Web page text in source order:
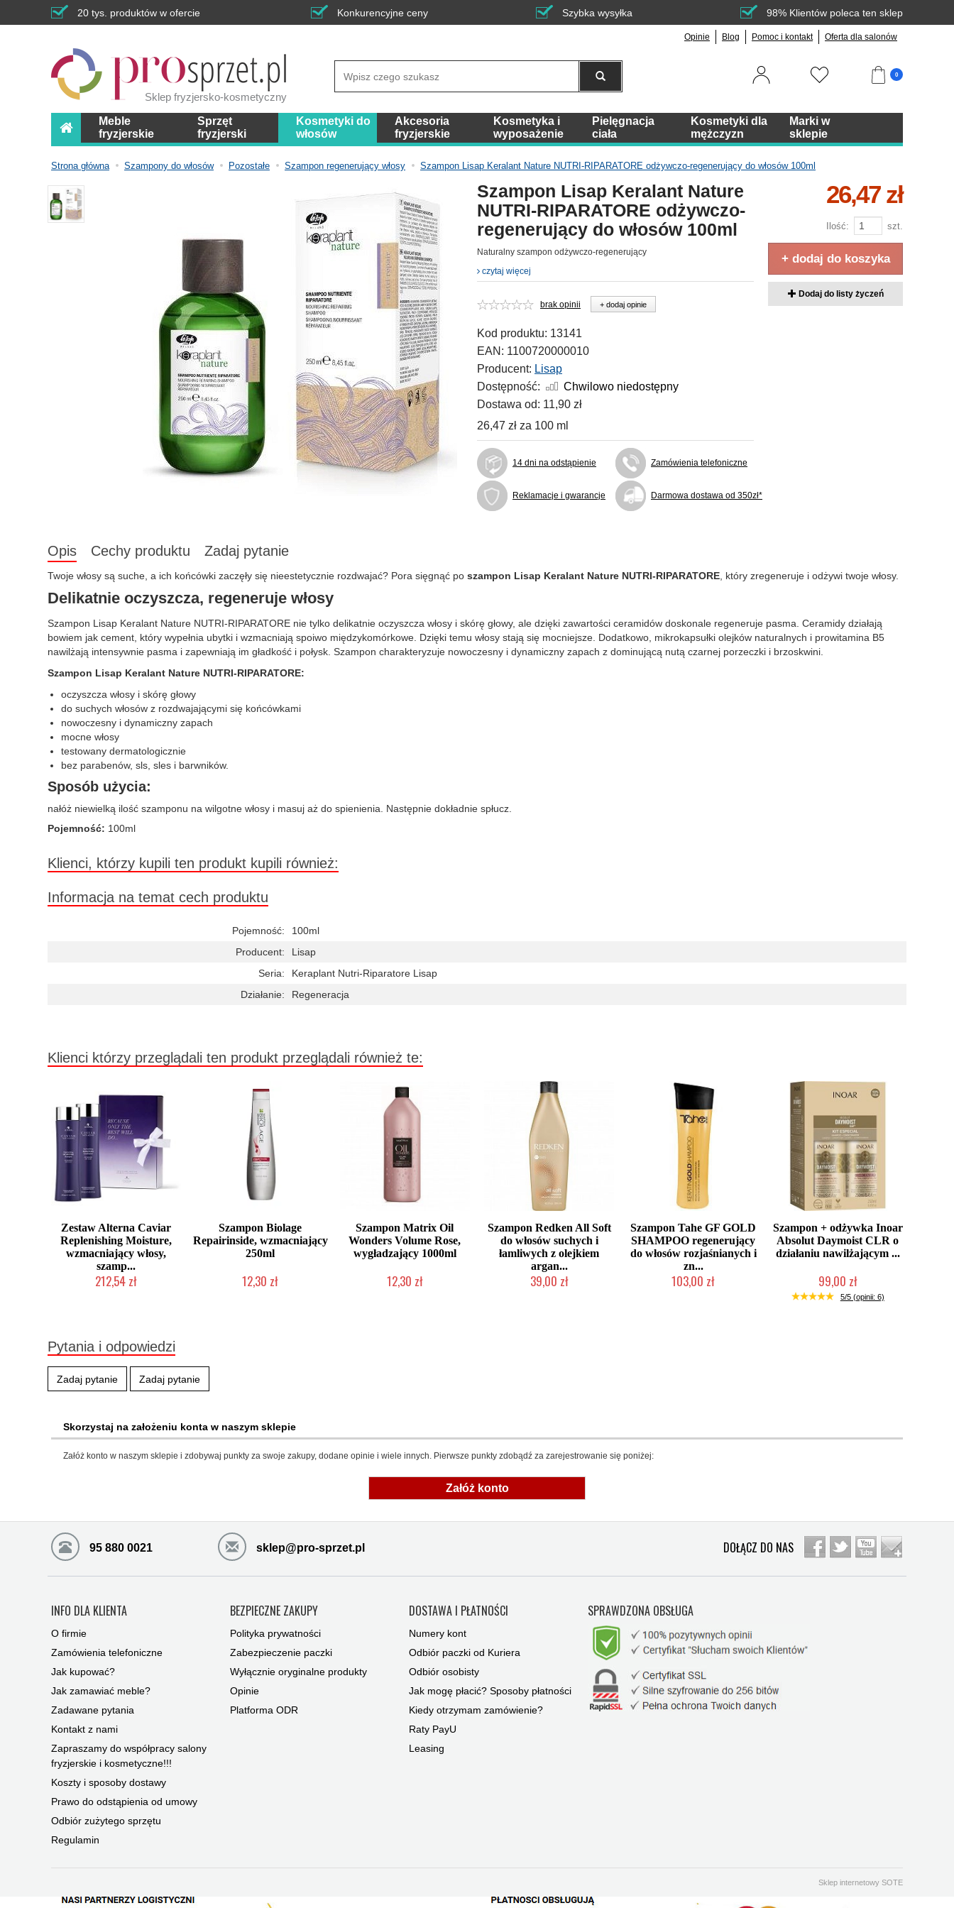
20 tys. produktów w ofercie Konkurencyjne ceny Szybka wysyłka 98% Klientów poleca ten sklep
Opinie Blog Pomoc i kontakt Oferta dla salonów
Sklep fryzjersko-kosmetyczny
0
Meble
fryzjerskie
Sprzęt
fryzjerski
Kosmetyki do
włosów
Akcesoria
fryzjerskie
Kosmetyka i
wyposażenie
Pielęgnacja
ciała
Kosmetyki dla
mężczyzn
Marki w
sklepie
Strona główna Szampony do włosów Pozostałe Szampon regenerujący włosy Szampon Lisap Keralant Nature NUTRI-RIPARATORE odżywczo-regenerujący do włosów 100ml
Szampon Lisap Keralant Nature
NUTRI-RIPARATORE odżywczo-
regenerujący do włosów 100ml
Naturalny szampon odżywczo-regenerujący
czytaj więcej
brak opinii + dodaj opinie
Kod produktu: 13141
EAN: 1100720000010
Producent: Lisap
Dostępność:
Chwilowo niedostępny
Dostawa od: 11,90 zł
26,47 zł za 100 ml
14 dni na odstąpienie Zamówienia telefoniczne
Reklamacje i gwarancje Darmowa dostawa od 350zł*
26,47 zł
Ilość: szt.
+ dodaj do koszyka
Dodaj do listy życzeń
Opis Cechy produktu Zadaj pytanie
Twoje włosy są suche, a ich końcówki zaczęły się nieestetycznie rozdwajać? Pora sięgnąć po szampon Lisap Keralant Nature NUTRI-RIPARATORE , który zregeneruje i odżywi twoje włosy.
Delikatnie oczyszcza, regeneruje włosy
Szampon Lisap Keralant Nature NUTRI-RIPARATORE nie tylko delikatnie oczyszcza włosy i skórę głowy, ale dzięki zawartości ceramidów doskonale regeneruje pasma. Ceramidy działają
bowiem jak cement, który wypełnia ubytki i wzmacniają spoiwo międzykomórkowe. Dzięki temu włosy stają się mocniejsze. Dodatkowo, mikrokapsułki olejków naturalnych i prowitamina B5
nawilżają intensywnie pasma i zapewniają im gładkość i połysk. Szampon charakteryzuje nowoczesny i dynamiczny zapach z dominującą nutą czarnej porzeczki i brzoskwini.
Szampon Lisap Keralant Nature NUTRI-RIPARATORE:
oczyszcza włosy i skórę głowy
do suchych włosów z rozdwajającymi się końcówkami
nowoczesny i dynamiczny zapach
mocne włosy
testowany dermatologicznie
bez parabenów, sls, sles i barwników.
Sposób użycia:
nałóż niewielką ilość szamponu na wilgotne włosy i masuj aż do spienienia. Następnie dokładnie spłucz.
Pojemność: 100ml
Klienci, którzy kupili ten produkt kupili również:
Informacja na temat cech produktu
Pojemność:
100ml
Producent:
Lisap
Seria:
Keraplant Nutri-Riparatore Lisap
Działanie:
Regeneracja
Klienci którzy przeglądali ten produkt przeglądali również te:
Zestaw Alterna Caviar
Replenishing Moisture,
wzmacniający włosy,
szamp...
212,54 zł
Szampon Biolage
Repairinside, wzmacniający
250ml
12,30 zł
Szampon Matrix Oil
Wonders Volume Rose,
wygładzający 1000ml
12,30 zł
Szampon Redken All Soft
do włosów suchych i
łamliwych z olejkiem
argan...
39,00 zł
Szampon Tahe GF GOLD
SHAMPOO regenerujący
do włosów rozjaśnianych i
zn...
103,00 zł
Szampon + odżywka Inoar
Absolut Daymoist CLR o
działaniu nawilżającym ...
99,00 zł
Duża ilość (wysyłka w 24h)
5/5 (opinii: 6)
Pytania i odpowiedzi
Zadaj pytanie Zadaj pytanie
Skorzystaj na założeniu konta w naszym sklepie
Załóż konto w naszym sklepie i zdobywaj punkty za swoje zakupy, dodane opinie i wiele innych. Pierwsze punkty zdobądź za zarejestrowanie się poniżej:
Załóż konto
95 880 0021 sklep@pro-sprzet.pl DOŁĄCZ DO NAS
INFO DLA KLIENTA
O firmie
Zamówienia telefoniczne
Jak kupować?
Jak zamawiać meble?
Zadawane pytania
Kontakt z nami
Zapraszamy do współpracy salony
fryzjerskie i kosmetyczne!!!
Koszty i sposoby dostawy
Prawo do odstąpienia od umowy
Odbiór zużytego sprzętu
Regulamin
BEZPIECZNE ZAKUPY
Polityka prywatności
Zabezpieczenie paczki
Wyłącznie oryginalne produkty
Opinie
Platforma ODR
DOSTAWA I PŁATNOŚCI
Numery kont
Odbiór paczki od Kuriera
Odbiór osobisty
Jak mogę płacić? Sposoby płatności
Kiedy otrzymam zamówienie?
Raty PayU
Leasing
SPRAWDZONA OBSŁUGA
Sklep internetowy SOTE